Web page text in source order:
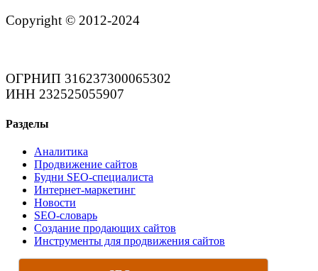
Copyright © 2012-2024
ОГРНИП 316237300065302
ИНН 232525055907
Разделы
Аналитика
Продвижение сайтов
Будни SEO-специалиста
Интернет-маркетинг
Новости
SEO-словарь
Создание продающих сайтов
Инструменты для продвижения сайтов